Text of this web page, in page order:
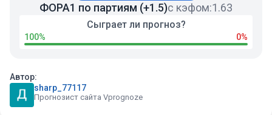
ФОРА1 по партиям (+1.5)с кэфом:1.63
100%
Сыграет ли прогноз?
0%
Автор:
sharp_77117
Прогнозист сайта Vprognoze